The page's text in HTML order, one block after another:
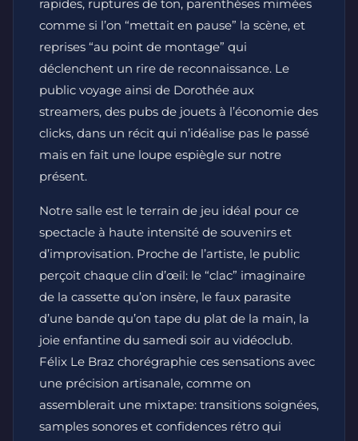
rapides, ruptures de ton, parenthèses mimées
comme si l’on “mettait en pause” la scène, et
reprises “au point de montage” qui
déclenchent un rire de reconnaissance. Le
public voyage ainsi de Dorothée aux
streamers, des pubs de jouets à l’économie des
clicks, dans un récit qui n’idéalise pas le passé
mais en fait une loupe espiègle sur notre
présent.
Notre salle est le terrain de jeu idéal pour ce
spectacle à haute intensité de souvenirs et
d’improvisation. Proche de l’artiste, le public
perçoit chaque clin d’œil: le “clac” imaginaire
de la cassette qu’on insère, le faux parasite
d’une bande qu’on tape du plat de la main, la
joie enfantine du samedi soir au vidéoclub.
Félix Le Braz chorégraphie ces sensations avec
une précision artisanale, comme on
assemblerait une mixtape: transitions soignées,
samples sonores et confidences rétro qui